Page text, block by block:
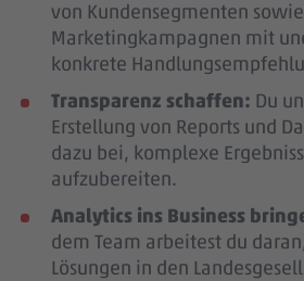
von Kundensegmenten
Marketingkampagnen mit
konkrete
Transparenz schaffen: Du
Erstellung von Reports und
dazu bei, komplexe
aufzubereiten.
Analytics ins Business
dem Team arbeitest du
Lösungen in den